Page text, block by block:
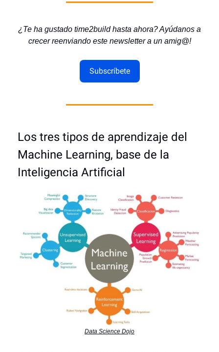
¿Te ha gustado time2build hasta ahora? Ayúdanos a
crecer reenviando este newsletter a un amig@!
Subscríbete
Los tres tipos de aprendizaje del
Machine Learning, base de la
Inteligencia Artificial
Data Science Dojo